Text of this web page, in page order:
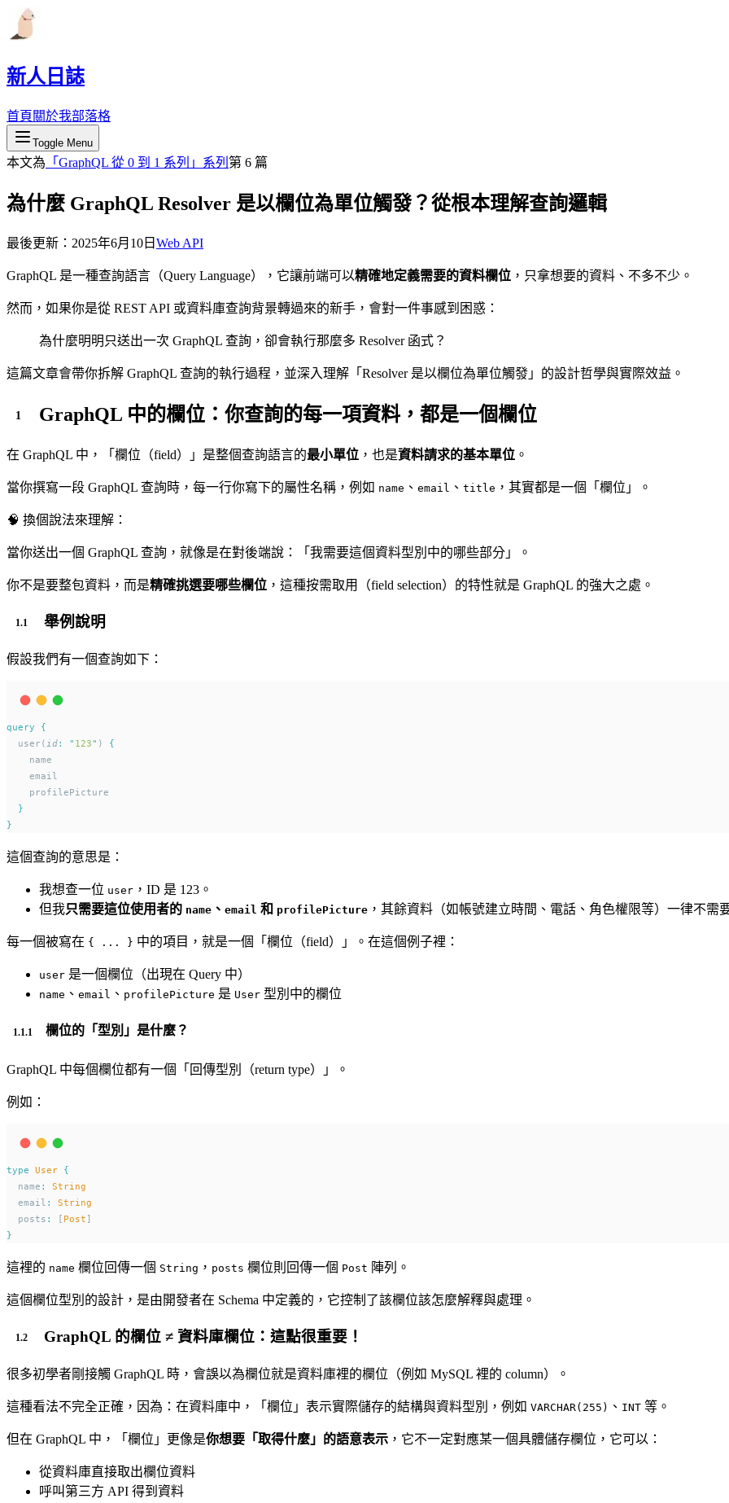
新人日誌
首頁 關於我部落格
Toggle Menu
本文為 「 GraphQL 從 0 到 1 系列 」系列 第 6 篇
為什麼 GraphQL Resolver 是以欄位為單位觸發？從根本理解查詢邏輯
最後更新： 2025年6月10日 Web API
GraphQL 是一種查詢語言（Query Language），它讓前端可以精確地定義需要的資料欄位 ，只拿想要的資料、不多不少。
然而，如果你是從 REST API 或資料庫查詢背景轉過來的新手，會對一件事感到困惑：
為什麼明明只送出一次 GraphQL 查詢，卻會執行那麼多 Resolver 函式？
這篇文章會帶你拆解 GraphQL 查詢的執行過程，並深入理解「Resolver 是以欄位為單位觸發」的設計哲學與實際效益。
GraphQL 中的欄位：你查詢的每一項資料，都是一個欄位
在 GraphQL 中，「欄位（field）」是整個查詢語言的最小單位 ，也是資料請求的基本單位 。
當你撰寫一段 GraphQL 查詢時，每一行你寫下的屬性名稱，例如 name 、 email 、 title ，其實都是一個「欄位」。
🧠 換個說法來理解：
當你送出一個 GraphQL 查詢，就像是在對後端說：「我需要這個資料型別中的哪些部分」。
你不是要整包資料，而是精確挑選要哪些欄位 ，這種按需取用（field selection）的特性就是 GraphQL 的強大之處。
舉例說明
假設我們有一個查詢如下：
query
{
  user(
id: " 123" ) {
    name
    email
    profilePicture
}
}
這個查詢的意思是：
我想查一位 user ，ID 是 123。
但我只需要這位使用者的 name 、 email 和 profilePicture ，其餘資料（如帳號建立時間、電話、角色權限等）一律不需
每一個被寫在 { ... } 中的項目，就是一個「欄位（field）」。在這個例子裡：
user 是一個欄位（出現在 Query 中）
name 、 email 、 profilePicture 是 User 型別中的欄位
欄位的「型別」是什麼？
GraphQL 中每個欄位都有一個「回傳型別（return type）」。
例如：
type User {
  name
:
String
  email
:
String
  posts
: [ Post ]
}
這裡的 name 欄位回傳一個 String ， posts 欄位則回傳一個 Post 陣列。
這個欄位型別的設計，是由開發者在 Schema 中定義的，它控制了該欄位該怎麼解釋與處理。
GraphQL 的欄位 ≠ 資料庫欄位：這點很重要！
很多初學者剛接觸 GraphQL 時，會誤以為欄位就是資料庫裡的欄位（例如 MySQL 裡的 column）。
這種看法不完全正確，因為：在資料庫中，「欄位」表示實際儲存的結構與資料型別，例如 VARCHAR(255) 、 INT 等。
但在 GraphQL 中，「欄位」更像是你想要「取得什麼」的語意表示 ，它不一定對應某一個具體儲存欄位，它可以：
從資料庫直接取出欄位資料
呼叫第三方 API 得到資料